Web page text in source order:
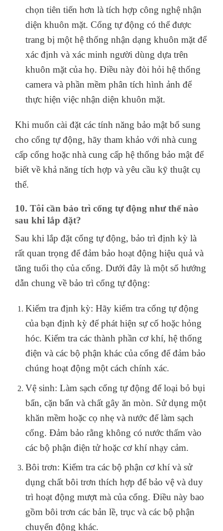
chọn tiên tiến hơn là tích hợp công nghệ nhận
diện khuôn mặt. Cổng tự động có thể được
trang bị một hệ thống nhận dạng khuôn mặt để
xác định và xác minh người dùng dựa trên
khuôn mặt của họ. Điều này đòi hỏi hệ thống
camera và phần mềm phân tích hình ảnh để
thực hiện việc nhận diện khuôn mặt.
Khi muốn cài đặt các tính năng bảo mật bổ sung
cho cổng tự động, hãy tham khảo với nhà cung
cấp cổng hoặc nhà cung cấp hệ thống bảo mật để
biết về khả năng tích hợp và yêu cầu kỹ thuật cụ
thể.
10. Tôi cần bảo trì cổng tự động như thế nào
sau khi lắp đặt?
Sau khi lắp đặt cổng tự động, bảo trì định kỳ là
rất quan trọng để đảm bảo hoạt động hiệu quả và
tăng tuổi thọ của cổng. Dưới đây là một số hướng
dẫn chung về bảo trì cổng tự động:
Kiểm tra định kỳ: Hãy kiểm tra cổng tự động
của bạn định kỳ để phát hiện sự cố hoặc hỏng
hóc. Kiểm tra các thành phần cơ khí, hệ thống
điện và các bộ phận khác của cổng để đảm bảo
chúng hoạt động một cách chính xác.
Vệ sinh: Làm sạch cổng tự động để loại bỏ bụi
bẩn, cặn bẩn và chất gây ăn mòn. Sử dụng một
khăn mềm hoặc cọ nhẹ và nước để làm sạch
cổng. Đảm bảo rằng không có nước thấm vào
các bộ phận điện tử hoặc cơ khí nhạy cảm.
Bôi trơn: Kiểm tra các bộ phận cơ khí và sử
dụng chất bôi trơn thích hợp để bảo vệ và duy
trì hoạt động mượt mà của cổng. Điều này bao
gồm bôi trơn các bản lề, trục và các bộ phận
chuyển động khác.